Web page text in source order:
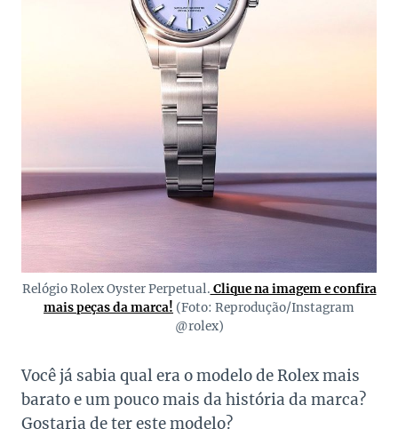
Relógio Rolex Oyster Perpetual. Clique na imagem e confira
mais peças da marca! (Foto: Reprodução/Instagram
@rolex)
Você já sabia qual era o modelo de Rolex mais
barato e um pouco mais da história da marca?
Gostaria de ter este modelo?